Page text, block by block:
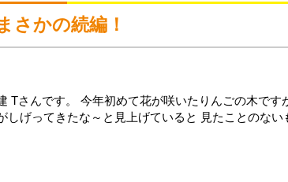
さかの続編！
Tさんです。 今年初めて花が咲いたりんごの木で
しげってきたな～と見上げていると 見たことのな